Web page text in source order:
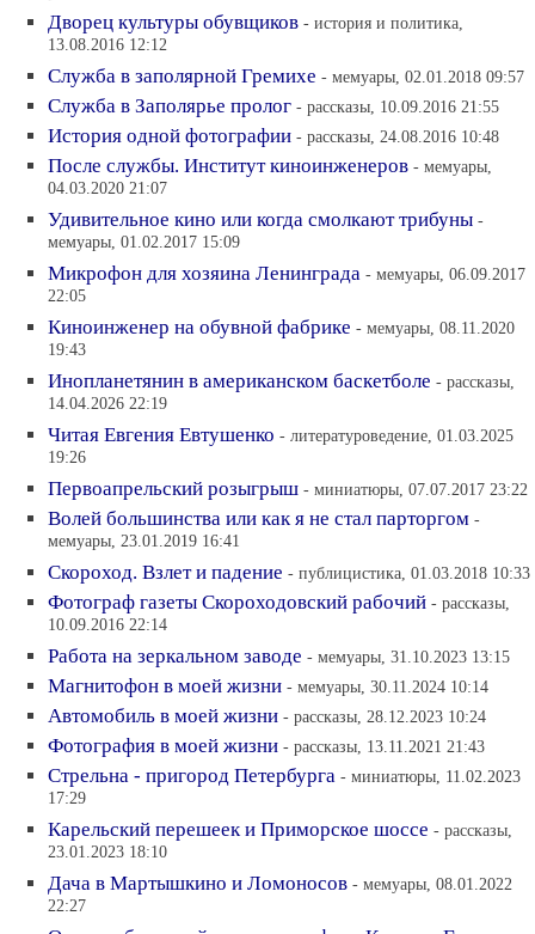
Дворец культуры обувщиков - история и политика,
13.08.2016 12:12
Служба в заполярной Гремихе - мемуары, 02.01.2018 09:57
Служба в Заполярье пролог - рассказы, 10.09.2016 21:55
История одной фотографии - рассказы, 24.08.2016 10:48
После службы. Институт киноинженеров - мемуары,
04.03.2020 21:07
Удивительное кино или когда смолкают трибуны -
мемуары, 01.02.2017 15:09
Микрофон для хозяина Ленинграда - мемуары, 06.09.2017
22:05
Киноинженер на обувной фабрике - мемуары, 08.11.2020
19:43
Инопланетянин в американском баскетболе - рассказы,
14.04.2026 22:19
Читая Евгения Евтушенко - литературоведение, 01.03.2025
19:26
Первоапрельский розыгрыш - миниатюры, 07.07.2017 23:22
Волей большинства или как я не стал парторгом -
мемуары, 23.01.2019 16:41
Скороход. Взлет и падение - публицистика, 01.03.2018 10:33
Фотограф газеты Cкороходовский рабочий - рассказы,
10.09.2016 22:14
Работа на зеркальном заводе - мемуары, 31.10.2023 13:15
Магнитофон в моей жизни - мемуары, 30.11.2024 10:14
Автомобиль в моей жизни - рассказы, 28.12.2023 10:24
Фотография в моей жизни - рассказы, 13.11.2021 21:43
Стрельна - пригород Петербурга - миниатюры, 11.02.2023
17:29
Карельский перешеек и Приморское шоссе - рассказы,
23.01.2023 18:10
Дача в Мартышкино и Ломоносов - мемуары, 08.01.2022
22:27